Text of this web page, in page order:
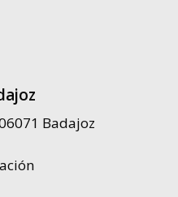
Badajoz